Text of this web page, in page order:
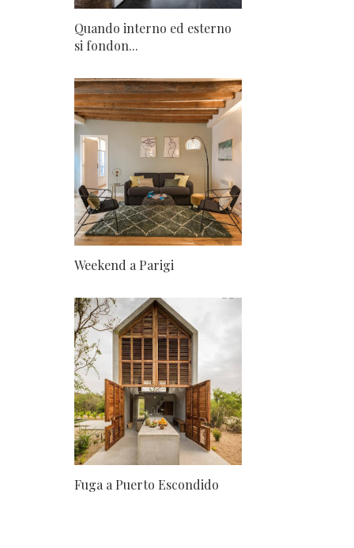
Quando interno ed esterno
si fondon...
Weekend a Parigi
Fuga a Puerto Escondido